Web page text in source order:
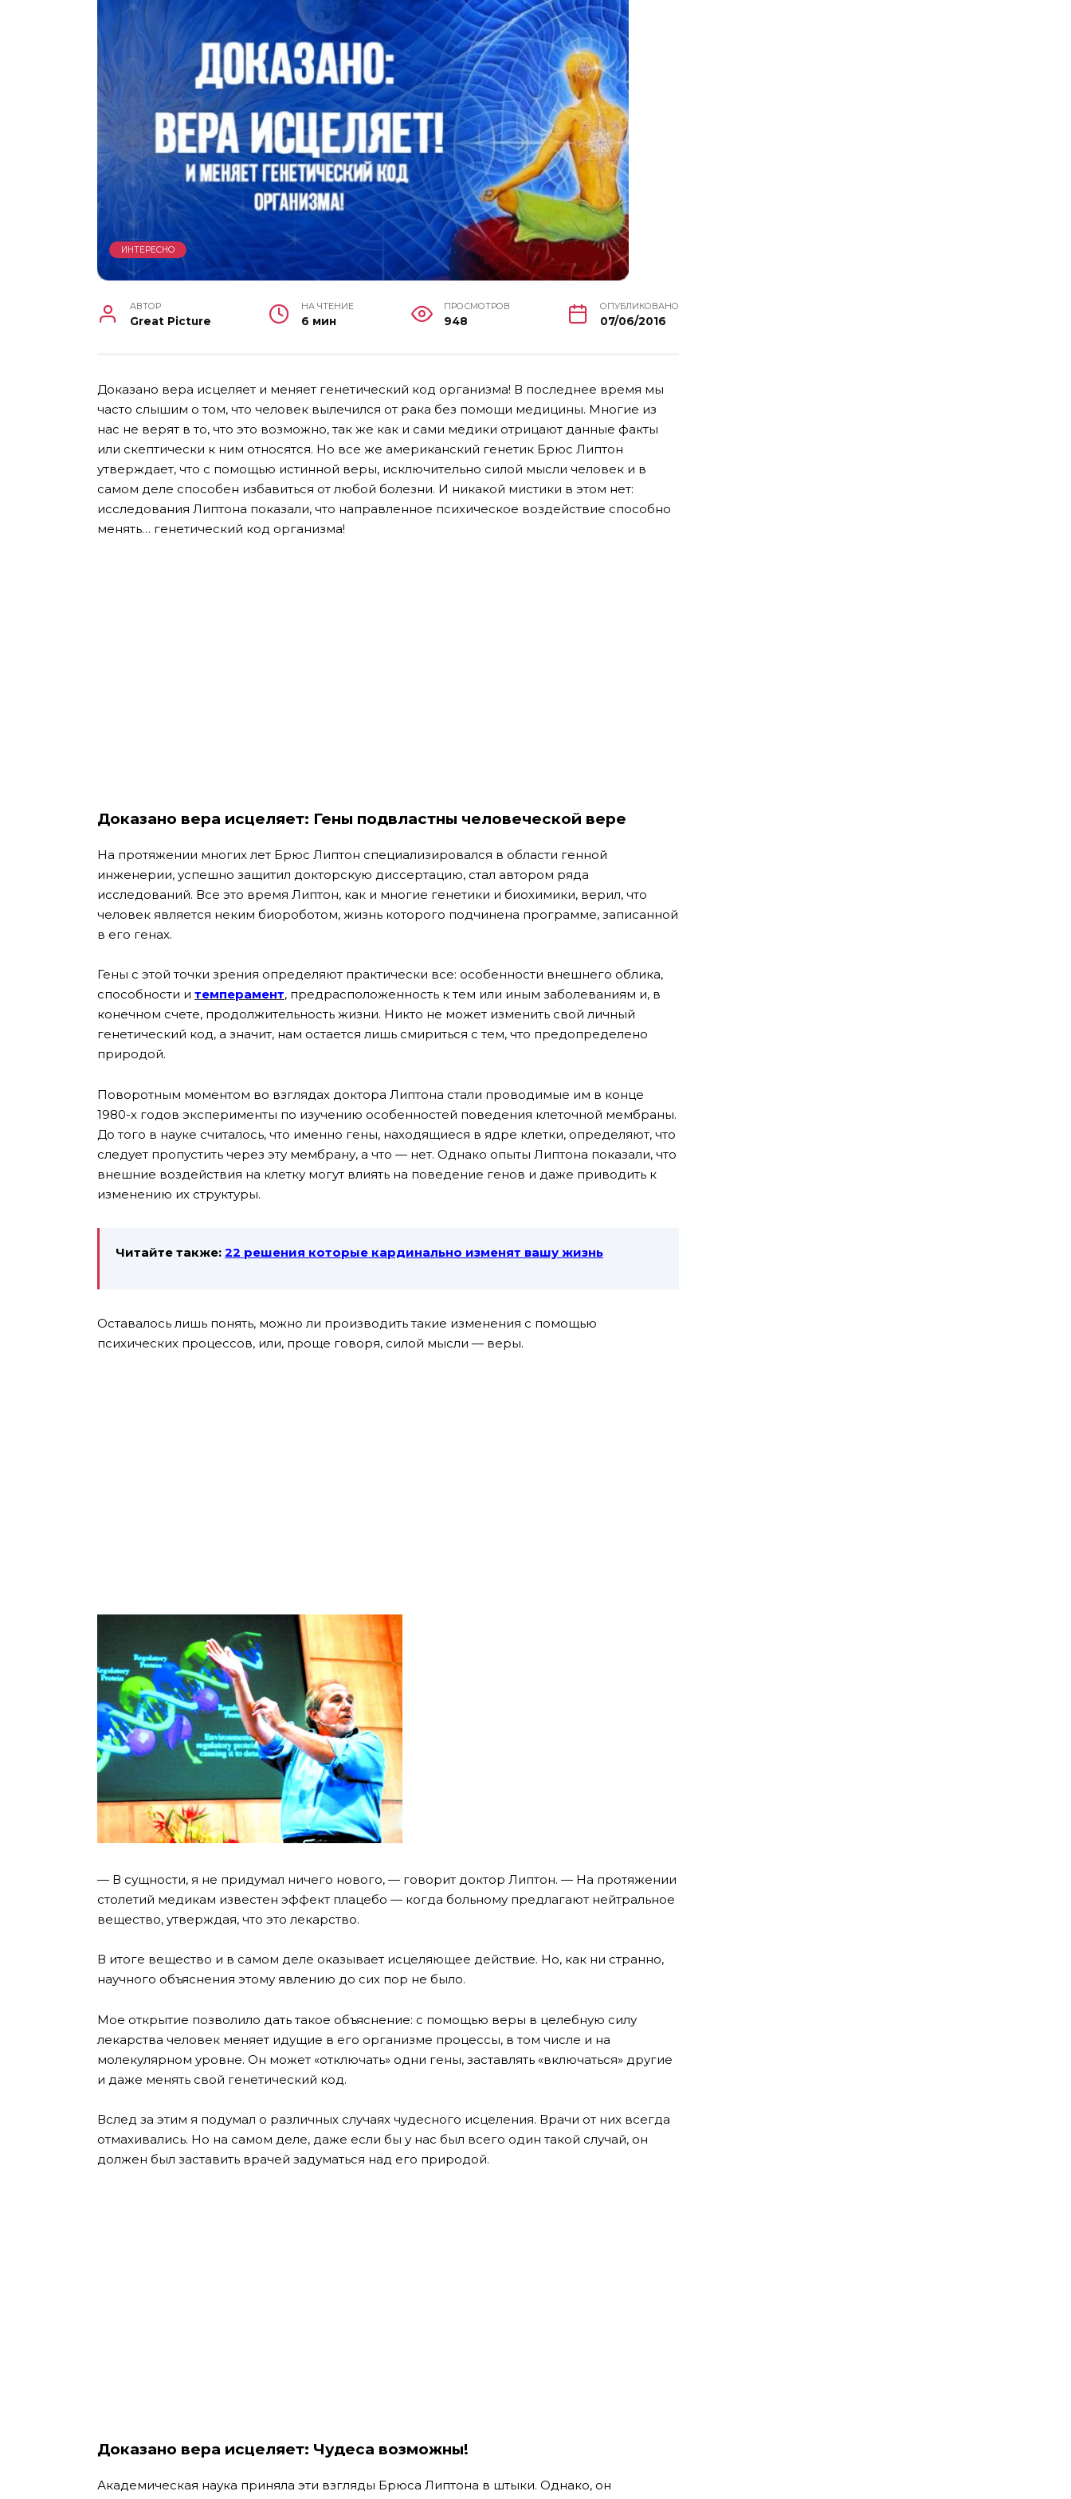
ИНТЕРЕСНО
АВТОР
Great Picture
НА ЧТЕНИЕ
6 мин
ПРОСМОТРОВ
948
ОПУБЛИКОВАНО
07/06/2016
Доказано вера исцеляет и меняет генетический код организма! В последнее время мы
часто слышим о том, что человек вылечился от рака без помощи медицины. Многие из
нас не верят в то, что это возможно, так же как и сами медики отрицают данные факты
или скептически к ним относятся. Но все же американский генетик Брюс Липтон
утверждает, что с помощью истинной веры, исключительно силой мысли человек и в
самом деле способен избавиться от любой болезни. И никакой мистики в этом нет:
исследования Липтона показали, что направленное психическое воздействие способно
менять… генетический код организма!
Доказано вера исцеляет: Гены подвластны человеческой вере
На протяжении многих лет Брюс Липтон специализировался в области генной
инженерии, успешно защитил докторскую диссертацию, стал автором ряда
исследований. Все это время Липтон, как и многие генетики и биохимики, верил, что
человек является неким биороботом, жизнь которого подчинена программе, записанной
в его генах.
Гены с этой точки зрения определяют практически все: особенности внешнего облика,
способности и темперамент, предрасположенность к тем или иным заболеваниям и, в
конечном счете, продолжительность жизни. Никто не может изменить свой личный
генетический код, а значит, нам остается лишь смириться с тем, что предопределено
природой.
Поворотным моментом во взглядах доктора Липтона стали проводимые им в конце
1980-х годов эксперименты по изучению особенностей поведения клеточной мембраны.
До того в науке считалось, что именно гены, находящиеся в ядре клетки, определяют, что
следует пропустить через эту мембрану, а что — нет. Однако опыты Липтона показали, что
внешние воздействия на клетку могут влиять на поведение генов и даже приводить к
изменению их структуры.
Читайте также: 22 решения которые кардинально изменят вашу жизнь
Оставалось лишь понять, можно ли производить такие изменения с помощью
психических процессов, или, проще говоря, силой мысли — веры.
— В сущности, я не придумал ничего нового, — говорит доктор Липтон. — На протяжении
столетий медикам известен эффект плацебо — когда больному предлагают нейтральное
вещество, утверждая, что это лекарство.
В итоге вещество и в самом деле оказывает исцеляющее действие. Но, как ни странно,
научного объяснения этому явлению до сих пор не было.
Мое открытие позволило дать такое объяснение: с помощью веры в целебную силу
лекарства человек меняет идущие в его организме процессы, в том числе и на
молекулярном уровне. Он может «отключать» одни гены, заставлять «включаться» другие
и даже менять свой генетический код.
Вслед за этим я подумал о различных случаях чудесного исцеления. Врачи от них всегда
отмахивались. Но на самом деле, даже если бы у нас был всего один такой случай, он
должен был заставить врачей задуматься над его природой.
Доказано вера исцеляет: Чудеса возможны!
Академическая наука приняла эти взгляды Брюса Липтона в штыки. Однако, он